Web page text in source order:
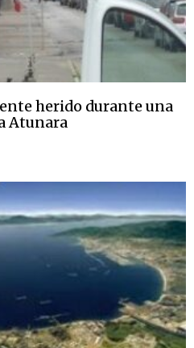
herido durante una
Atunara